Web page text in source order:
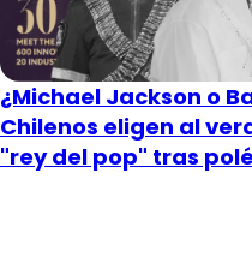
¿Michael Jackson o
Chilenos eligen al
"rey del pop" tras